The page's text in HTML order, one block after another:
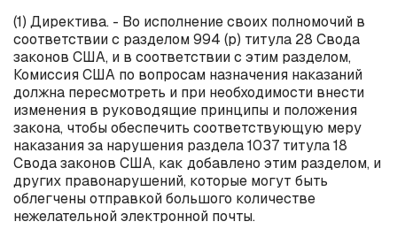
(1) Директива. - Во исполнение своих полномочий в
соответствии с разделом 994 (p) титула 28 Свода
законов США, и в соответствии с этим разделом,
Комиссия США по вопросам назначения наказаний
должна пересмотреть и при необходимости внести
изменения в руководящие принципы и положения
закона, чтобы обеспечить соответствующую меру
наказания за нарушения раздела 1037 титула 18
Свода законов США, как добавлено этим разделом, и
других правонарушений, которые могут быть
облегчены отправкой большого количестве
нежелательной электронной почты.